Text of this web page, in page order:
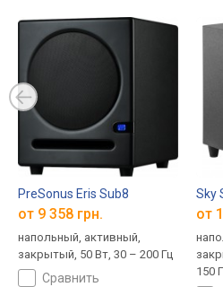
PreSonus Eris Sub8
от 9 358 грн.
напольный, активный,
закрытый, 50 Вт, 30 – 200 Гц
сравнить
Sky
от
150